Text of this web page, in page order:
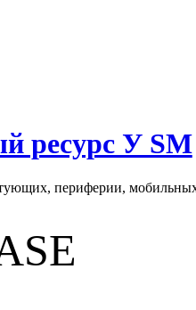
ресурс У SM
периферии, мобильных